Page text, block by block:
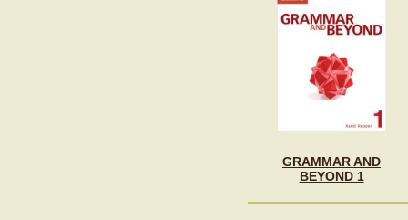
GRAMMAR AND
BEYOND 1